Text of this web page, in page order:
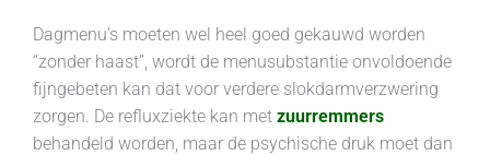
Dagmenu’s moeten wel heel goed gekauwd worden
“zonder haast”, wordt de menusubstantie onvoldoende
fijngebeten kan dat voor verdere slokdarmverzwering
zorgen. De refluxziekte kan met zuurremmers
behandeld worden, maar de psychische druk moet dan